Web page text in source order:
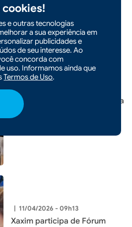
cookies!
e outras tecnologias
a sua experiência em
publicidades e
de seu interesse. Ao
concorda com
uso. Informamos ainda que
Termos de Uso.
Xaxim
CIDADES | 16/04/2026 - 11h14
Governo Municipal promove
encontro com profissionais da
construção civil para planejar
| 11/04/2026 - 09h13
Xaxim participa de Fórum